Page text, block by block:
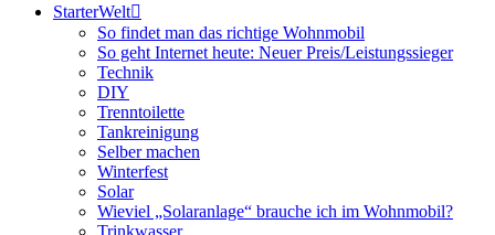
StarterWelt
So findet man das richtige Wohnmobil
So geht Internet heute: Neuer Preis/Leistungssieger
Technik
DIY
Trenntoilette
Tankreinigung
Selber machen
Winterfest
Solar
Wieviel „Solaranlage“ brauche ich im Wohnmobil?
Trinkwasser